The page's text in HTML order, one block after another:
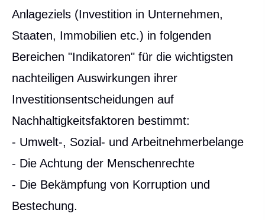
Anlageziels (Investition in Unternehmen,
Staaten, Immobilien etc.) in folgenden
Bereichen "Indikatoren" für die wichtigsten
nachteiligen Auswirkungen ihrer
Investitionsentscheidungen auf
Nachhaltigkeitsfaktoren bestimmt:
- Umwelt-, Sozial- und Arbeitnehmerbelange
- Die Achtung der Menschenrechte
- Die Bekämpfung von Korruption und
Bestechung.